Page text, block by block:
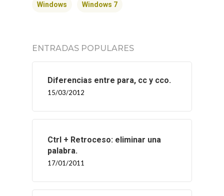
Windows Windows 7
ENTRADAS POPULARES
Diferencias entre para, cc y cco.
15/03/2012
Ctrl + Retroceso: eliminar una
palabra.
17/01/2011